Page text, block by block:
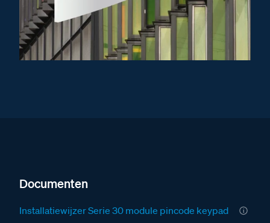
Documenten
Installatiewijzer Serie 30 module pincode keypad